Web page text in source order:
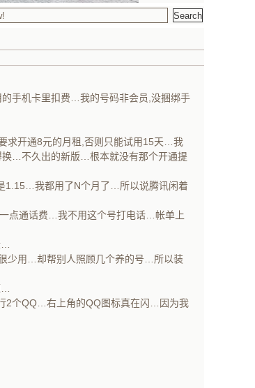
手机卡里扣费…我的号码非会员,没捆绑手
求开通8元的月租,否则只能试用15天…我
…不久出的新版…根本就没有那个开通提
1.15…我都用了N个月了…所以说腾讯闲着
点通话费…我不用这个号打电话…帐单上
少用…却帮别人照顾几个养的号…所以装
2个QQ…右上角的QQ图标真在闪…因为我